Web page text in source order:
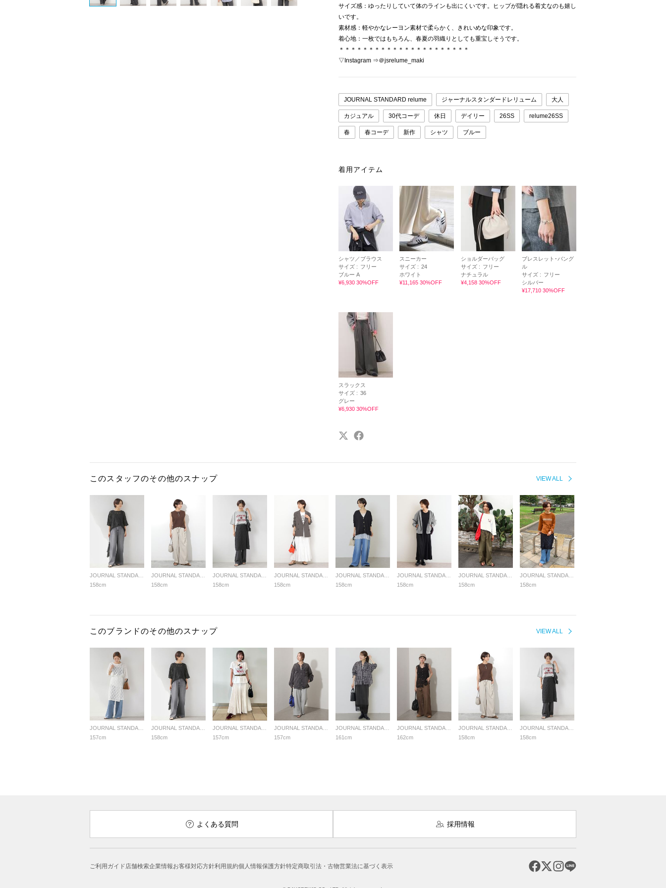
サイズ感：ゆったりしていて体のラインも出にくいです。ヒップが隠れる着丈なのも嬉し
いです。
素材感：軽やかなレーヨン素材で柔らかく、きれいめな印象です。
着心地：一枚ではもちろん、春夏の羽織りとしても重宝しそうです。
＊＊＊＊＊＊＊＊＊＊＊＊＊＊＊＊＊＊＊＊＊＊
▽Instagram ⇒＠jsrelume_maki
JOURNAL STANDARD relume ジャーナルスタンダードレリューム 大人
カジュアル 30代コーデ 休日 デイリー 26SS relume26SS
春 春コーデ 新作 シャツ ブルー
着用アイテム
シャツ／ブラウス
サイズ : フリー
ブルー A
¥6,930 30%OFF
スニーカー
サイズ : 24
ホワイト
¥11,165 30%OFF
ショルダーバッグ
サイズ : フリー
ナチュラル
¥4,158 30%OFF
ブレスレット･バング
ル
サイズ : フリー
シルバー
¥17,710 30%OFF
スラックス
サイズ : 36
グレー
¥6,930 30%OFF
VIEW ALL
このスタッフのその他のスナップ
158cm
158cm
158cm
158cm
158cm
158cm
158cm
158cm
VIEW ALL
このブランドのその他のスナップ
157cm
158cm
157cm
157cm
161cm
162cm
158cm
158cm
よくある質問 採用情報
ご利用ガイド店舗検索企業情報お客様対応方針利用規約個人情報保護方針特定商取引法・古物営業法に基づく表示